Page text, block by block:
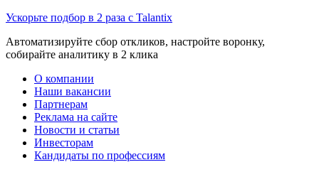
Ускорьте подбор в 2 раза с Talantix
Автоматизируйте сбор откликов, настройте воронку,
собирайте аналитику в 2 клика
О компании
Наши вакансии
Партнерам
Реклама на сайте
Новости и статьи
Инвесторам
Кандидаты по профессиям